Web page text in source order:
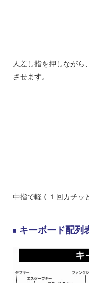
人差し指を押しながら
させます。
中指で軽く１回カチッ
キーボード配列